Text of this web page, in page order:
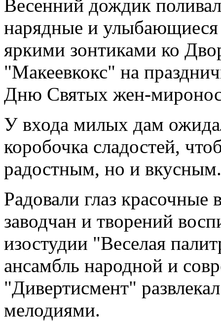
Весенний дождик
нарядные и
яркими зонтиками ко
"Макеевкокс" на
Дню Святых жен-
У входа милых дам
коробочка сладостей,
радостным, но и вкусным.
Радовали глаз красочные
заводчан и творений
изостудии "Веселая
ансамбль народной и
"Дивертисмент"
мелодиями.